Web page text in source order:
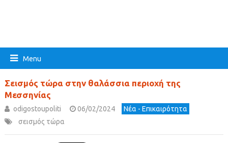
Menu
Σεισμός τώρα στην θαλάσσια περιοχή της
Μεσσηνίας
odigostoupoliti 06/02/2024
Νέα - Επικαιρότητα
σεισμός τώρα